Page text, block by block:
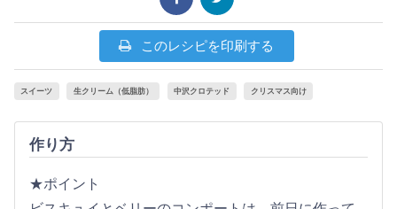
このレシピを印刷する
スイーツ 生クリーム（低脂肪） 中沢クロテッド クリスマス向け
作り方
★ポイント